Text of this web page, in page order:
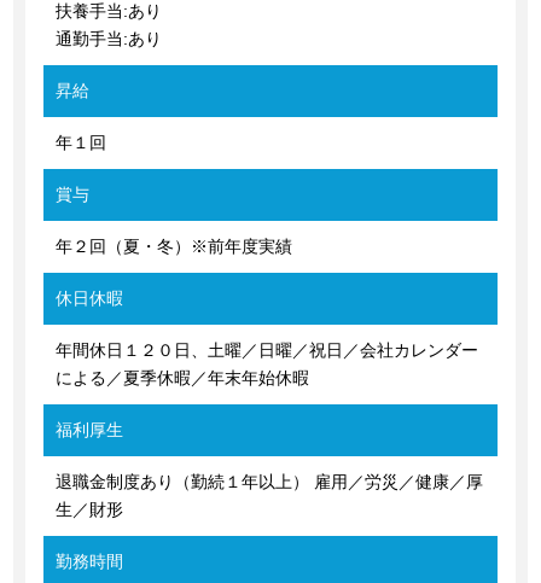
扶養手当:あり
通勤手当:あり
昇給
年１回
賞与
年２回（夏・冬）※前年度実績
休日休暇
年間休日１２０日、土曜／日曜／祝日／会社カレンダー
による／夏季休暇／年末年始休暇
福利厚生
退職金制度あり（勤続１年以上） 雇用／労災／健康／厚
生／財形
勤務時間